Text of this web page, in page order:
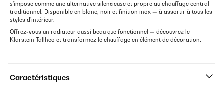
s'impose comme une alternative silencieuse et propre au chauffage central
traditionnel. Disponible en blanc, noir et finition inox — à assortir à tous les
styles d'intérieur.
Offrez-vous un radiateur aussi beau que fonctionnel — découvrez le
Klarstein Tallheo et transformez le chauffage en élément de décoration.
Caractéristiques